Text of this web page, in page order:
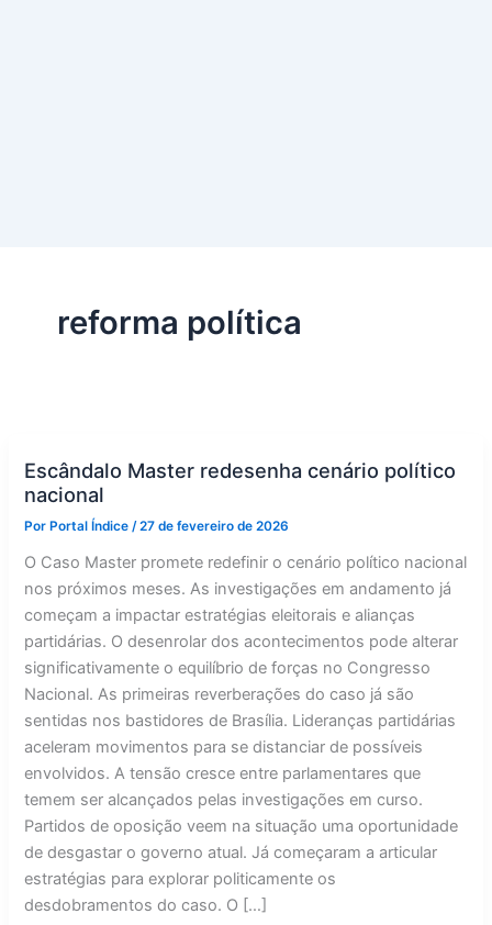
reforma política
Escândalo Master redesenha cenário político
nacional
Por Portal Índice/27 de fevereiro de 2026
O Caso Master promete redefinir o cenário político nacional
nos próximos meses. As investigações em andamento já
começam a impactar estratégias eleitorais e alianças
partidárias. O desenrolar dos acontecimentos pode alterar
significativamente o equilíbrio de forças no Congresso
Nacional. As primeiras reverberações do caso já são
sentidas nos bastidores de Brasília. Lideranças partidárias
aceleram movimentos para se distanciar de possíveis
envolvidos. A tensão cresce entre parlamentares que
temem ser alcançados pelas investigações em curso.
Partidos de oposição veem na situação uma oportunidade
de desgastar o governo atual. Já começaram a articular
estratégias para explorar politicamente os
desdobramentos do caso. O […]